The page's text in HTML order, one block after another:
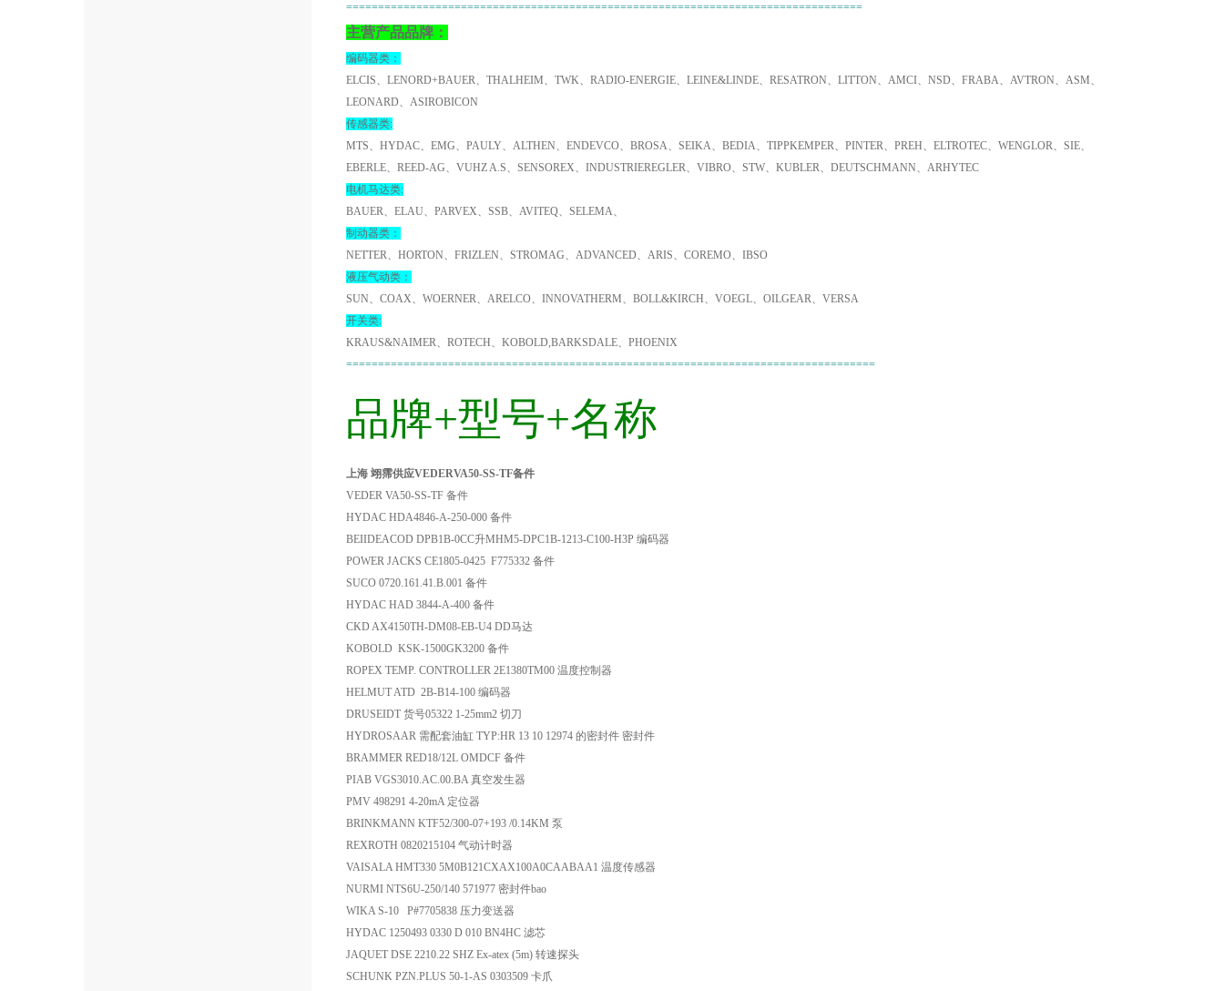
=================================================================================
主营产品品牌：
编码器类：
ELCIS、LENORD+BAUER、THALHEIM、TWK、RADIO-ENERGIE、LEINE&LINDE、RESATRON、LITTON、AMCI、NSD、FRABA、AVTRON、ASM、
LEONARD、ASIROBICON
传感器类:
MTS、HYDAC、EMG、PAULY、ALTHEN、ENDEVCO、BROSA、SEIKA、BEDIA、TIPPKEMPER、PINTER、PREH、ELTROTEC、WENGLOR、SIE、
EBERLE、REED-AG、VUHZ A.S、SENSOREX、INDUSTRIEREGLER、VIBRO、STW、KUBLER、DEUTSCHMANN、ARHYTEC
电机马达类:
BAUER、ELAU、PARVEX、SSB、AVITEQ、SELEMA、
制动器类：
NETTER、HORTON、FRIZLEN、STROMAG、ADVANCED、ARIS、COREMO、IBSO
液压气动类：
SUN、COAX、WOERNER、ARELCO、INNOVATHERM、BOLL&KIRCH、VOEGL、OILGEAR、VERSA
开关类:
KRAUS&NAIMER、ROTECH、KOBOLD,BARKSDALE、PHOENIX
===================================================================================
品牌+型号+名称
上海 翊霈供应VEDERVA50-SS-TF备件
VEDER VA50-SS-TF 备件
HYDAC HDA4846-A-250-000 备件
BEIIDEACOD DPB1B-0CC升MHM5-DPC1B-1213-C100-H3P 编码器
POWER JACKS CE1805-0425 F775332 备件
SUCO 0720.161.41.B.001 备件
HYDAC HAD 3844-A-400 备件
CKD AX4150TH-DM08-EB-U4 DD马达
KOBOLD KSK-1500GK3200 备件
ROPEX TEMP. CONTROLLER 2E1380TM00 温度控制器
HELMUT ATD 2B-B14-100 编码器
DRUSEIDT 货号05322 1-25mm2 切刀
HYDROSAAR 需配套油缸 TYP:HR 13 10 12974 的密封件 密封件
BRAMMER RED18/12L OMDCF 备件
PIAB VGS3010.AC.00.BA 真空发生器
PMV 498291 4-20mA 定位器
BRINKMANN KTF52/300-07+193 /0.14KM 泵
REXROTH 0820215104 气动计时器
VAISALA HMT330 5M0B121CXAX100A0CAABAA1 温度传感器
NURMI NTS6U-250/140 571977 密封件bao
WIKA S-10 P#7705838 压力变送器
HYDAC 1250493 0330 D 010 BN4HC 滤芯
JAQUET DSE 2210.22 SHZ Ex-atex (5m) 转速探头
SCHUNK PZN.PLUS 50-1-AS 0303509 卡爪